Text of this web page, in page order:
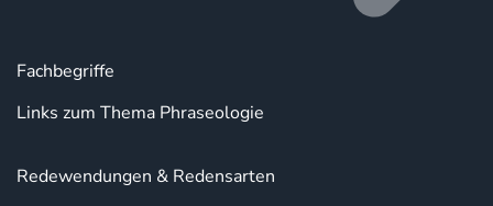
Fachbegriffe
Links zum Thema Phraseologie
Redewendungen & Redensarten